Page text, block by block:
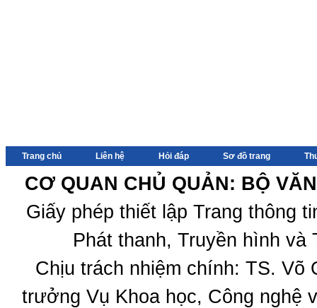
Trang chủ Liên hệ Hỏi đáp Sơ đồ trang
CƠ QUAN CHỦ QUẢN: BỘ
Giấy phép thiết lập Trang thông
Phát thanh, Truyền hình
Chịu trách nhiệm chính: TS.
trưởng Vụ Khoa học, Công nghệ